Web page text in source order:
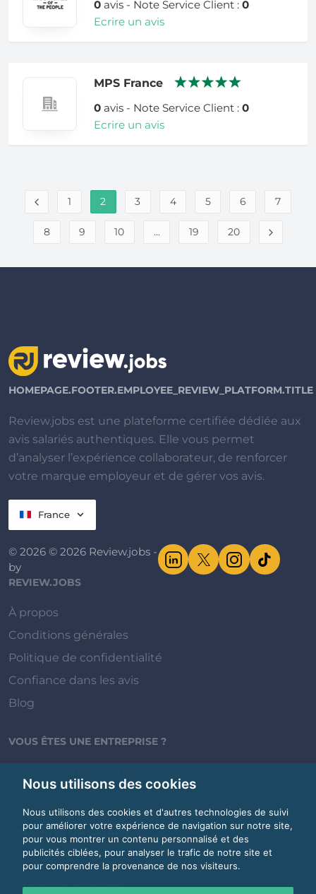
Nous utilisons des cookies
Nous utilisons des cookies et d'autres technologies de suivi
pour améliorer votre expérience de navigation sur notre site,
pour vous montrer un contenu personnalisé et des
publicités ciblées, pour analyser le trafic de notre site et
pour comprendre la provenance de nos visiteurs.
0avis - Note Service Client : 0
Ecrire un avis
MPS France
0avis - Note Service Client : 0
Ecrire un avis
1 2 3 4 5 6 7
8 9 10 ... 19 20
HOMEPAGE.FOOTER.EMPLOYEE_REVIEW_PLATFORM.TITLE
Review.jobs est une plateforme certifiée dédiée aux
avis salariés authentiques. Elle vous permet
d’analyser l’expérience collaborateur, de renforcer
votre marque employeur et de gérer vos avis.
France
© 2026 © 2026 Review.jobs -
by
REVIEW.JOBS
À propos
Conditions générales
Politique de confidentialité
Confiance dans les avis
Blog
VOUS ÊTES UNE ENTREPRISE ?
Créer ou revendiquer votre page entreprise
VOUS ÊTES UN SALARIÉ ?
Se connecter / Créer un compte
Catégories et fiches